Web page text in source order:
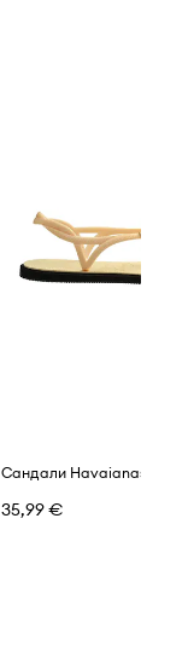
Сандали Havaianas LUNA
35,99 €